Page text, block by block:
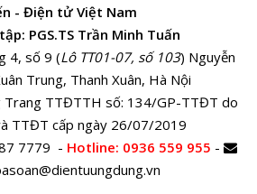
- Điện tử Việt Nam
PGS.TS Trần Minh Tuấn
4, số 9 (Lô TT01-07, số 103) Nguyễn
Trung, Thanh Xuân, Hà Nội
Trang TTĐTTH số: 134/GP-TTĐT do
TTĐT cấp ngày 26/07/2019
7779 - Hotline: 0936 559 955 -